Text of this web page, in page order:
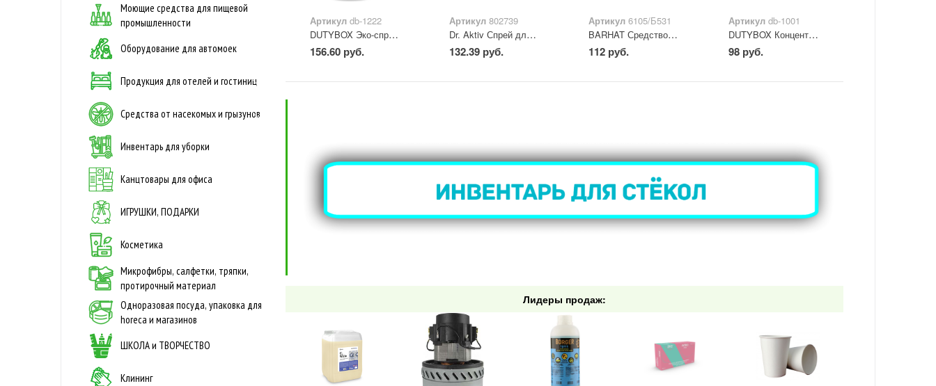
Моющие средства для пищевой
промышленности
Оборудование для автомоек
Продукция для отелей и гостиниц
Средства от насекомых и грызунов
Инвентарь для уборки
Канцтовары для офиса
ИГРУШКИ, ПОДАРКИ
Косметика
Микрофибры, салфетки, тряпки,
протирочный материал
Одноразовая посуда, упаковка для
horeca и магазинов
ШКОЛА и ТВОРЧЕСТВО
Клининг
Артикул db-1222
DUTYBOX Эко-спрей для окон и зеркал 500 мл
156.60 руб.
Артикул 802739
Dr. Aktiv Спрей для мытья стекол и зеркал Лимонная свежесть 500 мл
132.39 руб.
Артикул 6105/Б531
BARHAT Средство д/мытья стекол ISKRA с курком 750 мл
112 руб.
Артикулdb-1001
DUTYBOX Концентрат-Средство для стёкол и зеркал (2*50мл)
98 руб.
Лидеры продаж: